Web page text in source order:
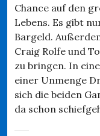
Chance auf den
Lebens. Es gibt
Bargeld.
Craig Rolfe und
zu bringen. In
einer Unmenge
sich die beiden
da schon